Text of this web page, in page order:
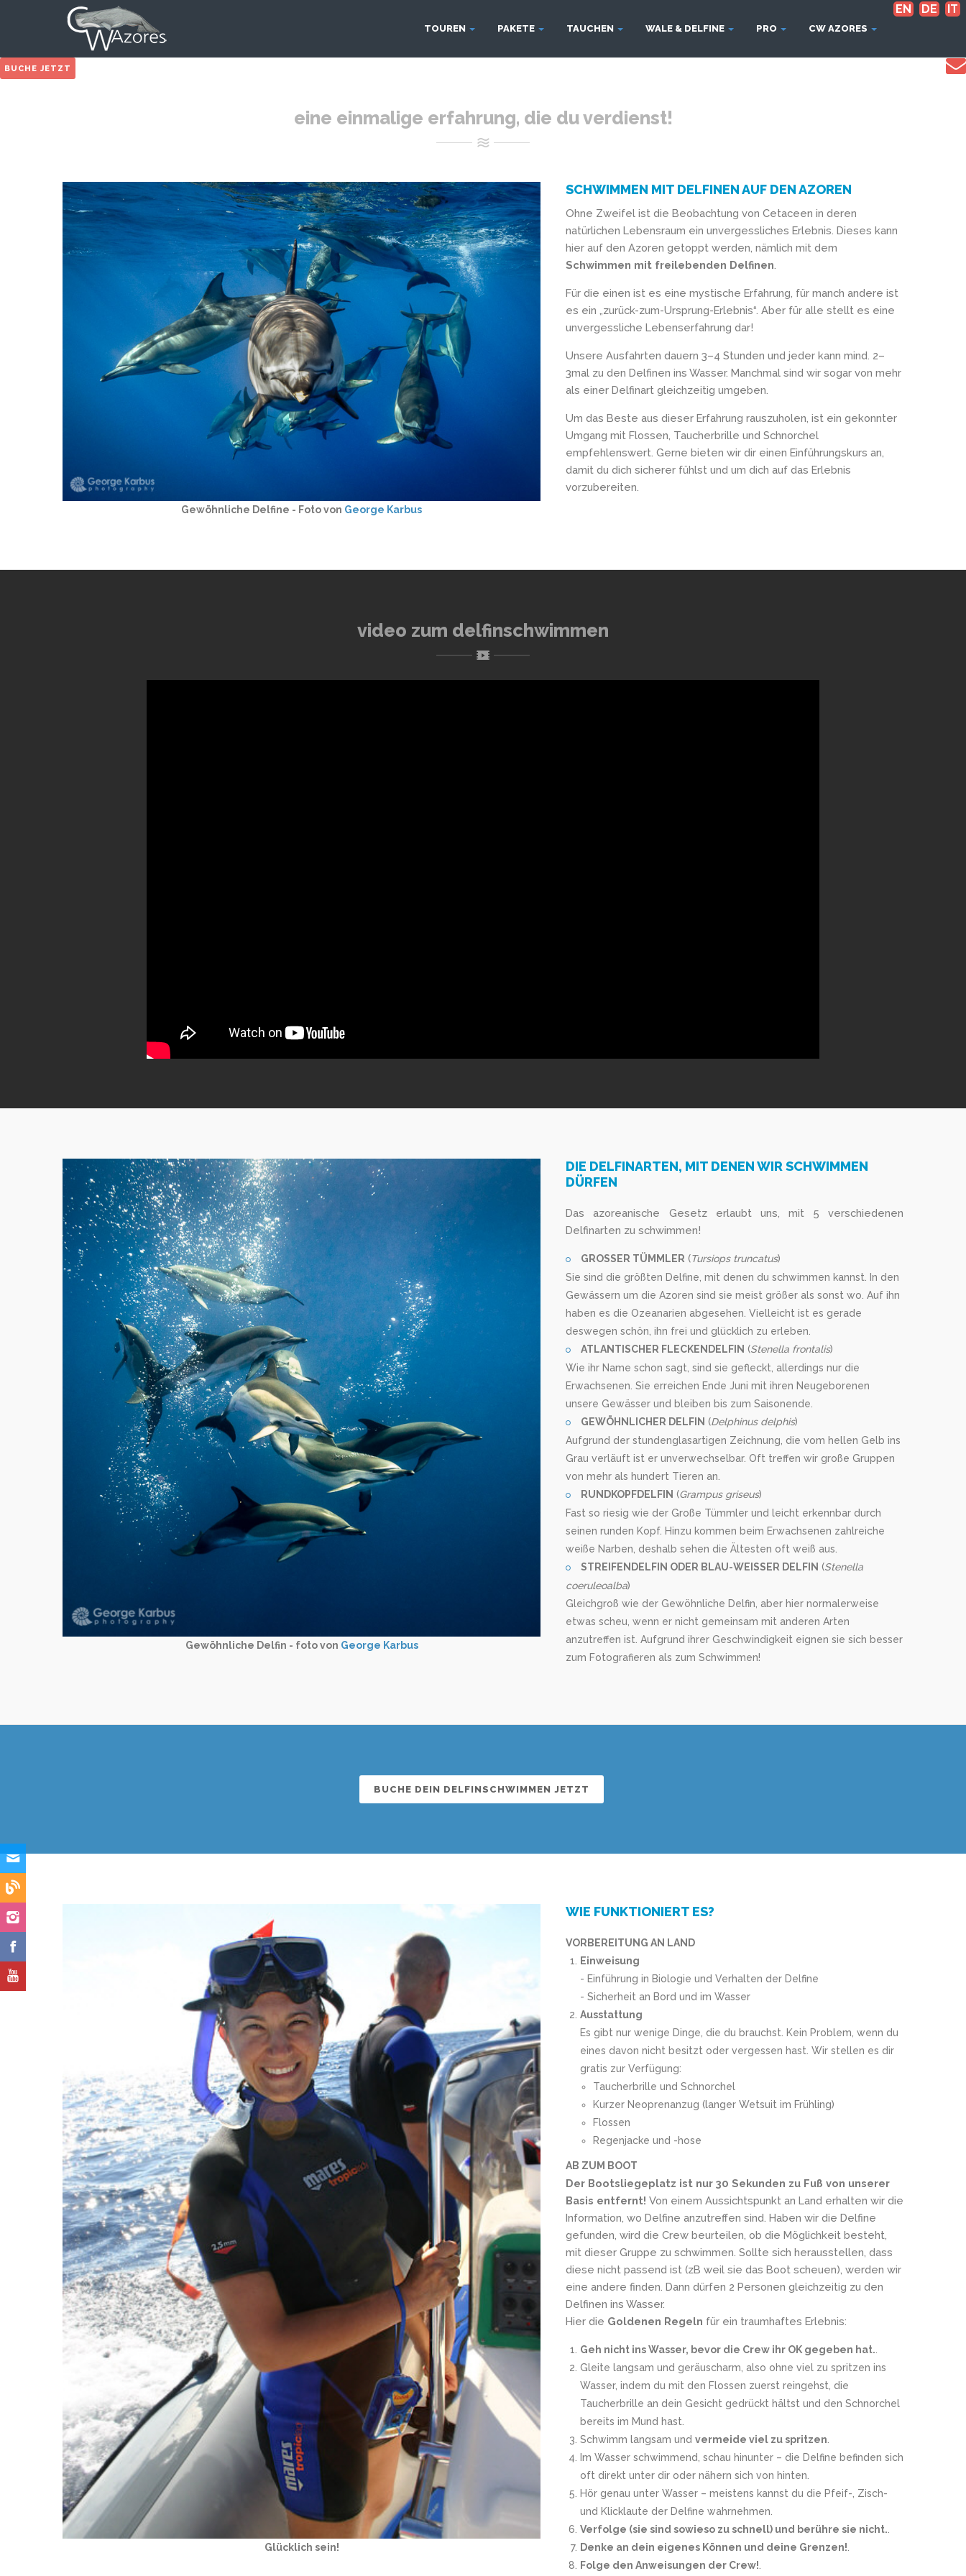
EN DE IT
TOUREN PAKETE TAUCHEN WALE & DELFINE PRO CW AZORES
BUCHE JETZT
eine einmalige erfahrung, die du verdienst!
Gewöhnliche Delfine - Foto von George Karbus
SCHWIMMEN MIT DELFINEN AUF DEN AZOREN
Ohne Zweifel ist die Beobachtung von Cetaceen in deren
natürlichen Lebensraum ein unvergessliches Erlebnis. Dieses kann
hier auf den Azoren getoppt werden, nämlich mit dem
Schwimmen mit freilebenden Delfinen
Für die einen ist es eine mystische Erfahrung, für manch andere ist
es ein „zurück-zum-Ursprung-Erlebnis“. Aber für alle stellt es eine
unvergessliche Lebenserfahrung dar!
Unsere Ausfahrten dauern 3–4 Stunden und jeder kann mind. 2–
3mal zu den Delfinen ins Wasser. Manchmal sind wir sogar von mehr
als einer Delfinart gleichzeitig umgeben.
Um das Beste aus dieser Erfahrung rauszuholen, ist ein gekonnter
Umgang mit Flossen, Taucherbrille und Schnorchel
empfehlenswert. Gerne bieten wir dir einen Einführungskurs an,
damit du dich sicherer fühlst und um dich auf das Erlebnis
vorzubereiten.
video zum delfinschwimmen
Gewöhnliche Delfin - foto von George Karbus
DIE DELFINARTEN, MIT DENEN WIR SCHWIMMEN
DÜRFEN
Das azoreanische Gesetz erlaubt uns, mit 5 verschiedenen
Delfinarten zu schwimmen!
GROSSER TÜMMLER (Tursiops truncatus)
Sie sind die größten Delfine, mit denen du schwimmen kannst. In den
Gewässern um die Azoren sind sie meist größer als sonst wo. Auf ihn
haben es die Ozeanarien abgesehen. Vielleicht ist es gerade
deswegen schön, ihn frei und glücklich zu erleben.
ATLANTISCHER FLECKENDELFIN (Stenella frontalis)
Wie ihr Name schon sagt, sind sie gefleckt, allerdings nur die
Erwachsenen. Sie erreichen Ende Juni mit ihren Neugeborenen
unsere Gewässer und bleiben bis zum Saisonende.
GEWÖHNLICHER DELFIN (Delphinus delphis)
Aufgrund der stundenglasartigen Zeichnung, die vom hellen Gelb ins
Grau verläuft ist er unverwechselbar. Oft treffen wir große Gruppen
von mehr als hundert Tieren an.
RUNDKOPFDELFIN (Grampus griseus)
Fast so riesig wie der Große Tümmler und leicht erkennbar durch
seinen runden Kopf. Hinzu kommen beim Erwachsenen zahlreiche
weiße Narben, deshalb sehen die Ältesten oft weiß aus.
STREIFENDELFIN ODER BLAU-WEISSER DELFIN
(Stenella
coeruleoalba)
Gleichgroß wie der Gewöhnliche Delfin, aber hier normalerweise
etwas scheu, wenn er nicht gemeinsam mit anderen Arten
anzutreffen ist. Aufgrund ihrer Geschwindigkeit eignen sie sich besser
zum Fotografieren als zum Schwimmen!
BUCHE DEIN DELFINSCHWIMMEN JETZT
Glücklich sein!
WIE FUNKTIONIERT ES?
VORBEREITUNG AN LAND
Einweisung
- Einführung in Biologie und Verhalten der Delfine
- Sicherheit an Bord und im Wasser
Ausstattung
Es gibt nur wenige Dinge, die du brauchst. Kein Problem, wenn du
eines davon nicht besitzt oder vergessen hast. Wir stellen es dir
gratis zur Verfügung:
Taucherbrille und Schnorchel
Kurzer Neoprenanzug (langer Wetsuit im Frühling)
Flossen
Regenjacke und -hose
AB ZUM BOOT
Der Bootsliegeplatz ist nur 30 Sekunden zu Fuß von unserer
Basis entfernt! Von einem Aussichtspunkt an Land erhalten wir die
Information, wo Delfine anzutreffen sind. Haben wir die Delfine
gefunden, wird die Crew beurteilen, ob die Möglichkeit besteht,
mit dieser Gruppe zu schwimmen. Sollte sich herausstellen, dass
diese nicht passend ist (zB weil sie das Boot scheuen), werden wir
eine andere finden. Dann dürfen 2 Personen gleichzeitig zu den
Delfinen ins Wasser.
Hier die Goldenen Regeln für ein traumhaftes Erlebnis:
Geh nicht ins Wasser, bevor die Crew ihr OK gegeben hat..
Gleite langsam und geräuscharm, also ohne viel zu spritzen ins
Wasser, indem du mit den Flossen zuerst reingehst, die
Taucherbrille an dein Gesicht gedrückt hältst und den Schnorchel
bereits im Mund hast.
Schwimm langsam und vermeide viel zu spritzen.
Im Wasser schwimmend, schau hinunter – die Delfine befinden sich
oft direkt unter dir oder nähern sich von hinten.
Hör genau unter Wasser – meistens kannst du die Pfeif-, Zisch-
und Klicklaute der Delfine wahrnehmen.
Verfolge (sie sind sowieso zu schnell) und berühre sie nicht..
Denke an dein eigenes Können und deine Grenzen!.
Folge den Anweisungen der Crew!.